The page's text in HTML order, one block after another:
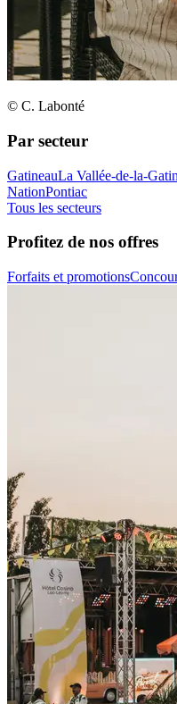
© C. Labonté
Par secteur
GatineauLa Vallée-de-la-
NationPontiac
Tous les secteurs
Profitez de nos offres
Forfaits et promotions